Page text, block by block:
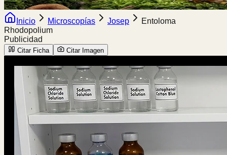
Inicio Microscopías Josep
Entoloma
Rhodopolium
Publicidad
Citar Ficha Citar Imagen